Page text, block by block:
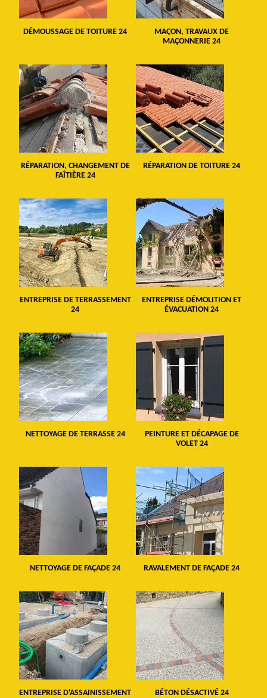
DÉMOUSSAGE DE TOITURE 24
MAÇON, TRAVAUX DE
MAÇONNERIE 24
RÉPARATION, CHANGEMENT DE
FAÎTIÈRE 24
RÉPARATION DE TOITURE 24
ENTREPRISE DE TERRASSEMENT
24
ENTREPRISE DÉMOLITION ET
ÉVACUATION 24
NETTOYAGE DE TERRASSE 24
PEINTURE ET DÉCAPAGE DE
VOLET 24
NETTOYAGE DE FAÇADE 24 RAVALEMENT DE FAÇADE 24
ENTREPRISE D'ASSAINISSEMENT BÉTON DÉSACTIVÉ 24